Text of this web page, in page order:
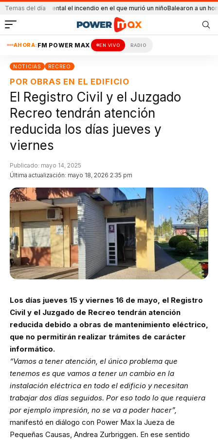
Temas del día
accidental el incendio en el que murió un niñoBalearon a un hombre en
AHORA: FM POWER MAX EN VIVO RADIO
NOTICIAS RECREO
POR OBRAS EN EL EDIFICIO
El Registro Civil y el Juzgado
Recreo tendrán atención
reducida los días jueves y
viernes
Última actualización: mayo 18, 2026 2:35 pm
Publicado: mayo 14, 2025
Los días jueves 15 y viernes 16 de mayo, el Registro
Civil y el Juzgado de Recreo tendrán atención
reducida debido a obras de mantenimiento eléctrico,
que no permitirán realizar trámites de carácter
informático.
“Vamos a tener atención, el único problema que
tenemos es que vamos a tener un cambio en la
instalación eléctrica en todo el edificio y necesitan
trabajar dos días seguidos. Por eso todo lo que requiera
por ejemplo impresión, no se va a poder hacer”,
manifestó en diálogo con Power Max la Jueza de
Pequeñas Causas, Andrea Zurbriggen. En ese sentido